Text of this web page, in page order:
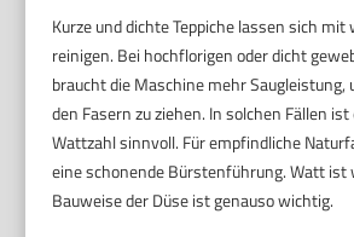
Kurze und dichte Teppiche lassen sich
reinigen. Bei hochflorigen oder dicht
braucht die Maschine mehr Saugleistung,
den Fasern zu ziehen. In solchen Fällen
Wattzahl sinnvoll. Für empfindliche
eine schonende Bürstenführung. Watt ist
Bauweise der Düse ist genauso wichtig.